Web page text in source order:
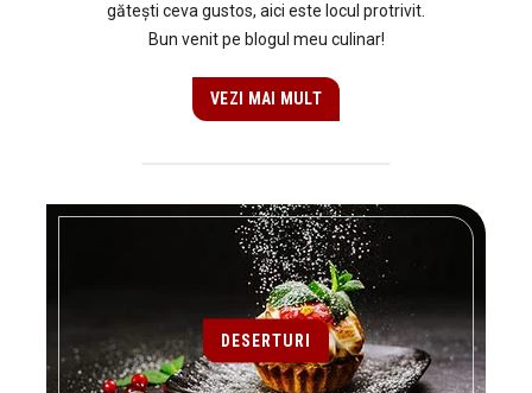
gătești ceva gustos, aici este locul protrivit.
Bun venit pe blogul meu culinar!
VEZI MAI MULT
DESERTURI